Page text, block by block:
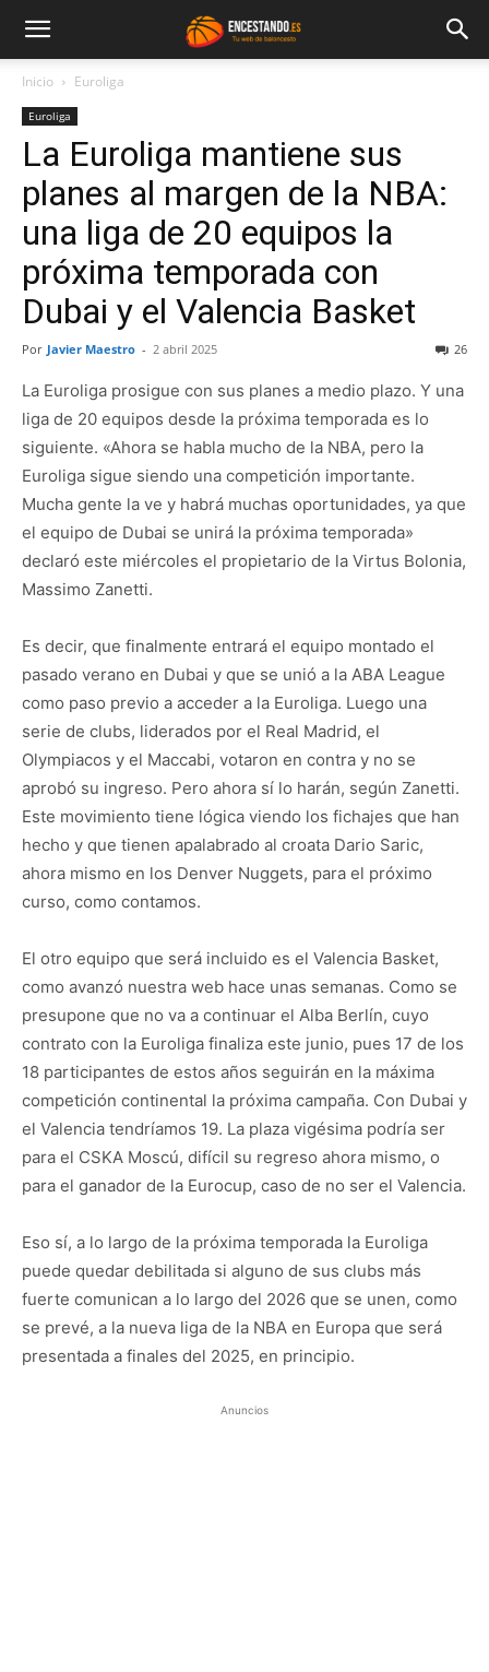
Inicio Euroliga
Euroliga
La Euroliga mantiene sus
planes al margen de la NBA:
una liga de 20 equipos la
próxima temporada con
Dubai y el Valencia Basket
Por Javier Maestro - 2 abril 2025 26
La Euroliga prosigue con sus planes a medio plazo. Y una
liga de 20 equipos desde la próxima temporada es lo
siguiente. «Ahora se habla mucho de la NBA, pero la
Euroliga sigue siendo una competición importante.
Mucha gente la ve y habrá muchas oportunidades, ya que
el equipo de Dubai se unirá la próxima temporada»
declaró este miércoles el propietario de la Virtus Bolonia,
Massimo Zanetti.
Es decir, que finalmente entrará el equipo montado el
pasado verano en Dubai y que se unió a la ABA League
como paso previo a acceder a la Euroliga. Luego una
serie de clubs, liderados por el Real Madrid, el
Olympiacos y el Maccabi, votaron en contra y no se
aprobó su ingreso. Pero ahora sí lo harán, según Zanetti.
Este movimiento tiene lógica viendo los fichajes que han
hecho y que tienen apalabrado al croata Dario Saric,
ahora mismo en los Denver Nuggets, para el próximo
curso, como contamos.
El otro equipo que será incluido es el Valencia Basket,
como avanzó nuestra web hace unas semanas. Como se
presupone que no va a continuar el Alba Berlín, cuyo
contrato con la Euroliga finaliza este junio, pues 17 de los
18 participantes de estos años seguirán en la máxima
competición continental la próxima campaña. Con Dubai y
el Valencia tendríamos 19. La plaza vigésima podría ser
para el CSKA Moscú, difícil su regreso ahora mismo, o
para el ganador de la Eurocup, caso de no ser el Valencia.
Eso sí, a lo largo de la próxima temporada la Euroliga
puede quedar debilitada si alguno de sus clubs más
fuerte comunican a lo largo del 2026 que se unen, como
se prevé, a la nueva liga de la NBA en Europa que será
presentada a finales del 2025, en principio.
Anuncios